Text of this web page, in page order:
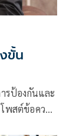
ขั้น
รป้องกันและ
พสต์ข้อความ